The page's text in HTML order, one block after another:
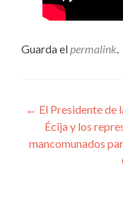
Guarda elpermalink.
de
← El Presidente de
Écija y los
mancomunados